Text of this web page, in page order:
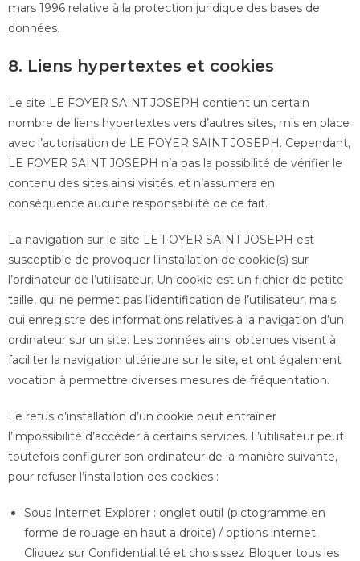
mars 1996 relative à la protection juridique des bases de
données.
8. Liens hypertextes et cookies
Le site LE FOYER SAINT JOSEPH contient un certain
nombre de liens hypertextes vers d’autres sites, mis en place
avec l’autorisation de LE FOYER SAINT JOSEPH. Cependant,
LE FOYER SAINT JOSEPH n’a pas la possibilité de vérifier le
contenu des sites ainsi visités, et n’assumera en
conséquence aucune responsabilité de ce fait.
La navigation sur le site LE FOYER SAINT JOSEPH est
susceptible de provoquer l’installation de cookie(s) sur
l’ordinateur de l’utilisateur. Un cookie est un fichier de petite
taille, qui ne permet pas l’identification de l’utilisateur, mais
qui enregistre des informations relatives à la navigation d’un
ordinateur sur un site. Les données ainsi obtenues visent à
faciliter la navigation ultérieure sur le site, et ont également
vocation à permettre diverses mesures de fréquentation.
Le refus d’installation d’un cookie peut entraîner
l’impossibilité d’accéder à certains services. L’utilisateur peut
toutefois configurer son ordinateur de la manière suivante,
pour refuser l’installation des cookies :
Sous Internet Explorer : onglet outil (pictogramme en
forme de rouage en haut a droite) / options internet.
Cliquez sur Confidentialité et choisissez Bloquer tous les